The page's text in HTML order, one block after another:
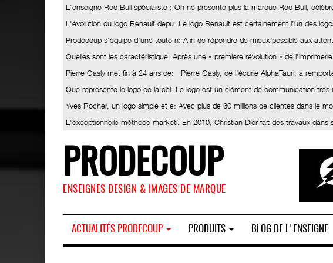
L'enseigne Red Bull spécialiste : On ne présente plus la marque Red Bull,
L'évolution du logo Renault depu: Le logo Renault est certainement l’un des
Prodecoup s'équipe d'une toute n: Afin de répondre de mieux possible aux
Quelles sont les caractéristique: Après une « première révolution » de
Pierre Gasly met fin à 24 ans de: Pierre Gasly, de l’écurie AlphaTauri, a
Que représente le logo de la cél: Le logo est un élément de communication très
Yves Rocher, un logo simple et e: Avec plus de 30 millions de clientes dans le
L'exceptionnelle méthode marketi: En 2010, Christian Dior fait des travaux dans
PRODECOUP
ENSEIGNES DESIGN & IMAGES DE MARQUE
ACTUALITÉS PRODECOUP PRODUITS BLOG DE L'ENSEIGNE